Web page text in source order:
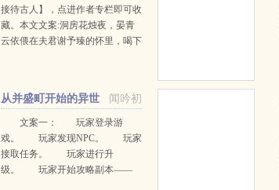
接待古人】，点进作者专栏即可收
藏。本文文案:洞房花烛夜，晏青
云依偎在夫君谢予臻的怀里，喝下
夫君的心脏。妖冶的鲜血滴落，染
红鸳鸯枕。谢予臻没有躲，低头睨
一眼心口利刃，眼中闪过一丝了
然:“这么多次了，还来？”“你忘了
上回刺杀失败，反被我杀死的事
闻吟初
从并盛町开始的异世
界游戏文案一： 玩家登录游
戏。 玩家发现NPC。 玩家
接取任务。 玩家进行升
级。 玩家开始攻略副本——